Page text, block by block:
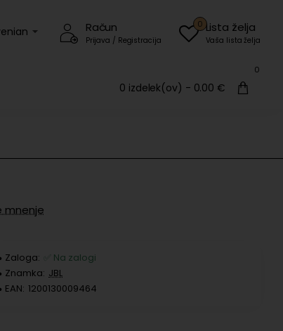
Račun
Prijava / Registracija
Lista želja
Vaša lista želja
0
0 izdelek(ov) - 0.00 €
0
mnenje
Zaloga:
✅ Na zalogi
Znamka: JBL
EAN: 1200130009464